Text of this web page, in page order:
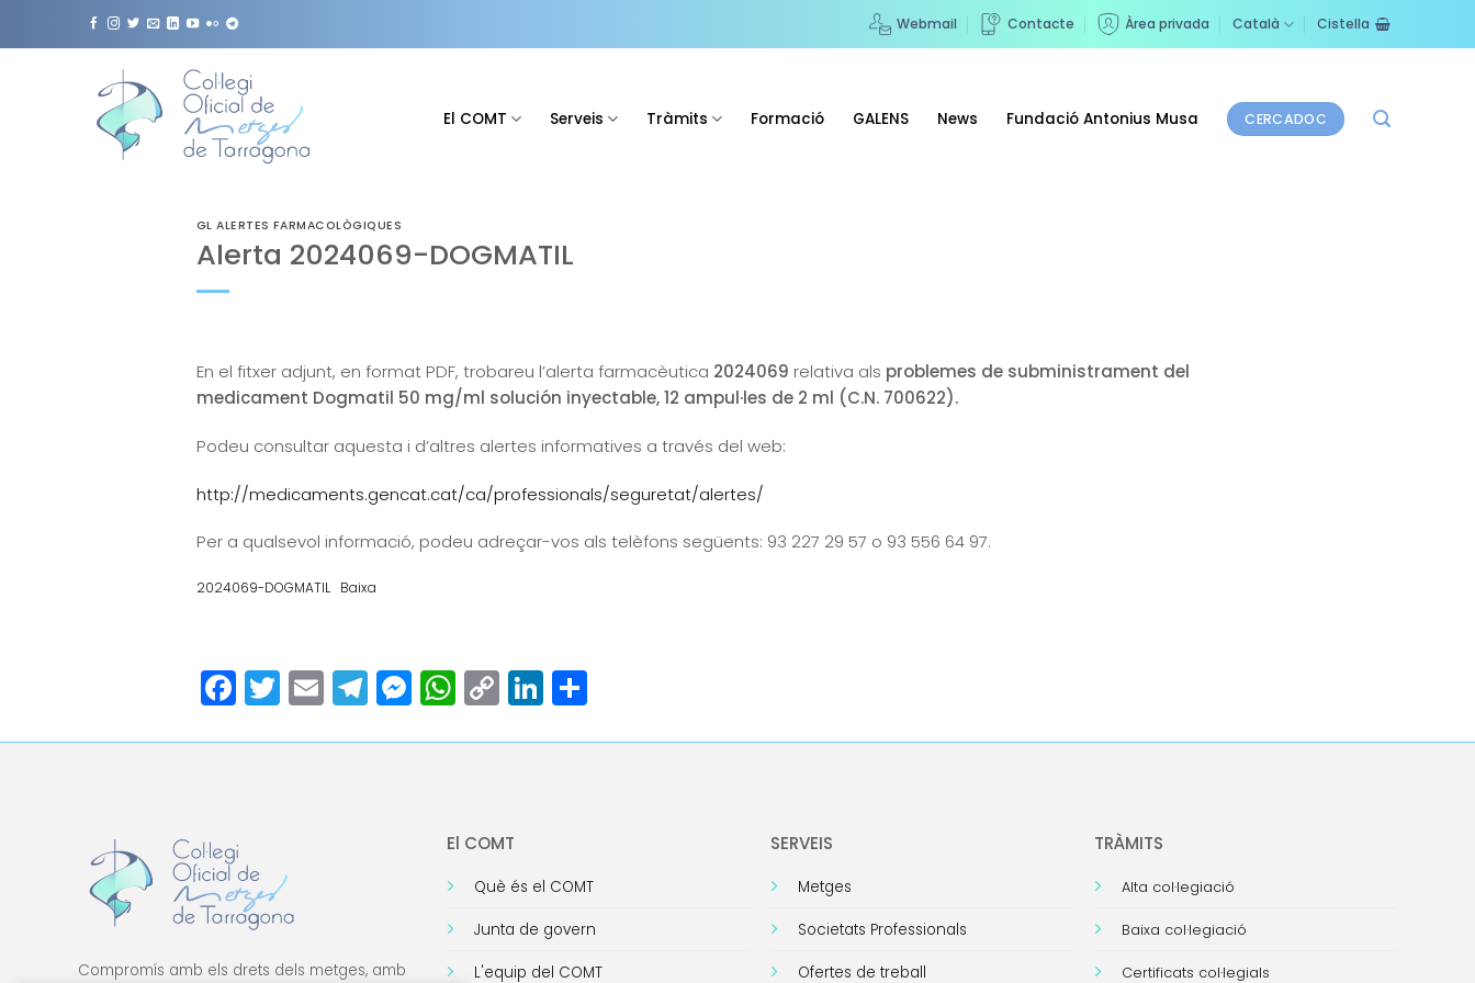
Webmail Contacte Àrea privada Català Cistella
El COMT Serveis Tràmits Formació GALENS News Fundació Antonius Musa CERCADOC
GL ALERTES FARMACOLÒGIQUES
Alerta 2024069-DOGMATIL
En el fitxer adjunt, en format PDF, trobareu l’alerta farmacèutica 2024069 relativa als problemes de subministrament del
medicament Dogmatil 50 mg/ml solución inyectable, 12 ampul·les de 2 ml (C.N. 700622).
Podeu consultar aquesta i d’altres alertes informatives a través del web:
http://medicaments.gencat.cat/ca/professionals/seguretat/alertes/
Per a qualsevol informació, podeu adreçar-vos als telèfons següents: 93 227 29 57 o 93 556 64 97.
2024069-DOGMATIL Baixa
Facebook
Twitter
EmailTelegram
Messenger
WhatsApp
Copy
Link
LinkedIn
Comparteix
Compromís amb els drets dels metges, amb
El COMT
Què és el COMT
Junta de govern
L'equip del COMT
SERVEIS
Metges
Societats Professionals
Ofertes de treball
TRÀMITS
Alta col·legiació
Baixa col·legiació
Certificats col·legials